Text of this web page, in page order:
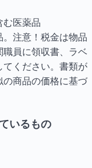
む医薬品
注意！税金は物品
員に領収書、ラベ
ください。書類が
商品の価格に基づ
いるもの